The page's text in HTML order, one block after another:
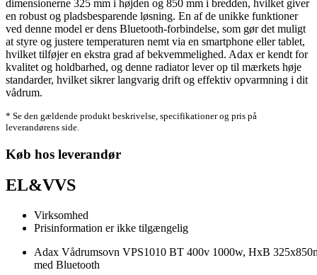
dimensionerne 325 mm i højden og 850 mm i bredden, hvilket giver
en robust og pladsbesparende løsning. En af de unikke funktioner
ved denne model er dens Bluetooth-forbindelse, som gør det muligt
at styre og justere temperaturen nemt via en smartphone eller tablet,
hvilket tilføjer en ekstra grad af bekvemmelighed. Adax er kendt for
kvalitet og holdbarhed, og denne radiator lever op til mærkets høje
standarder, hvilket sikrer langvarig drift og effektiv opvarmning i dit
vådrum.
* Se den gældende produkt beskrivelse, specifikationer og pris på
leverandørens side.
Køb hos leverandør
EL&VVS
Virksomhed
Prisinformation er ikke tilgængelig
Adax Vådrumsovn VPS1010 BT 400v 1000w, HxB
med Bluetooth